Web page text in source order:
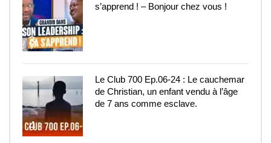
3
s’apprend ! – Bonjour chez vous !
4
Le Club 700 Ep.06-24 : Le cauchemar
de Christian, un enfant vendu à l’âge
de 7 ans comme esclave.